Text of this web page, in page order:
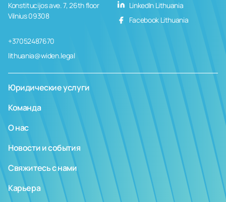
Konstitucijos ave. 7, 26th floor
Vilnius 09308
+37052487670
lithuania@widen.legal
LinkedIn Lithuania
Facebook Lithuania
Юридические услуги
Команда
О нас
Новости и события
Свяжитесь с нами
Карьера